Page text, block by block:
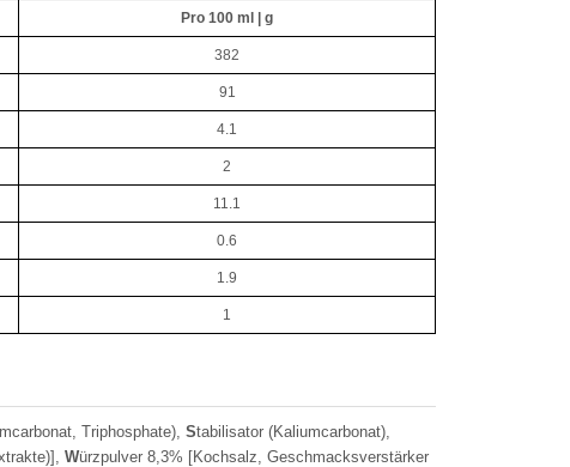
Pro 100 ml | g
382
91
4.1
2
11.1
0.6
1.9
1
Triphosphate), Stabilisator (Kaliumcarbonat),
Würzpulver 8,3% [Kochsalz, Geschmacksverstärker